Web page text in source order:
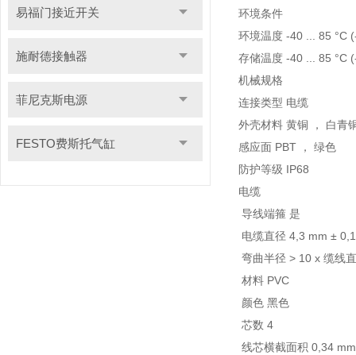
易福门接近开关
施耐德接触器
菲尼克斯电源
FESTO费斯托气缸
环境条件
环境温度 -40 ... 85 °C
存储温度 -40 ... 85 °C
机械规格
连接类型 电缆
外壳材料 黄铜 ， 白青
感应面 PBT ， 绿色
防护等级 IP68
电缆
导线端箍 是
电缆直径 4,3 mm ±
弯曲半径 > 10 x 缆线
材料 PVC
颜色 黑色
芯数 4
线芯横截面积 0,34